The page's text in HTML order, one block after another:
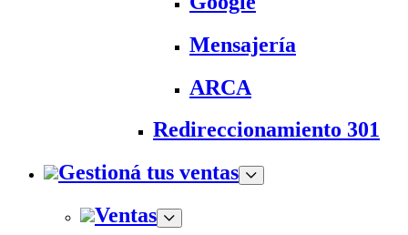
Mensajería
ARCA
Redireccionamiento 301
Gestioná tus ventas
Ventas